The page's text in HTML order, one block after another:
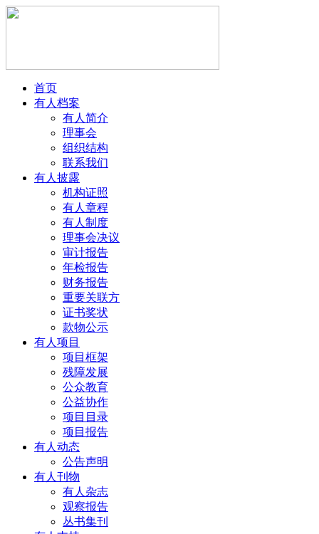
首页
有人档案
有人简介
理事会
组织结构
联系我们
有人披露
机构证照
有人章程
有人制度
理事会决议
审计报告
年检报告
财务报告
重要关联方
证书奖状
款物公示
有人项目
项目框架
残障发展
公众教育
公益协作
项目目录
项目报告
有人动态
公告声明
有人刊物
有人杂志
观察报告
丛书集刊